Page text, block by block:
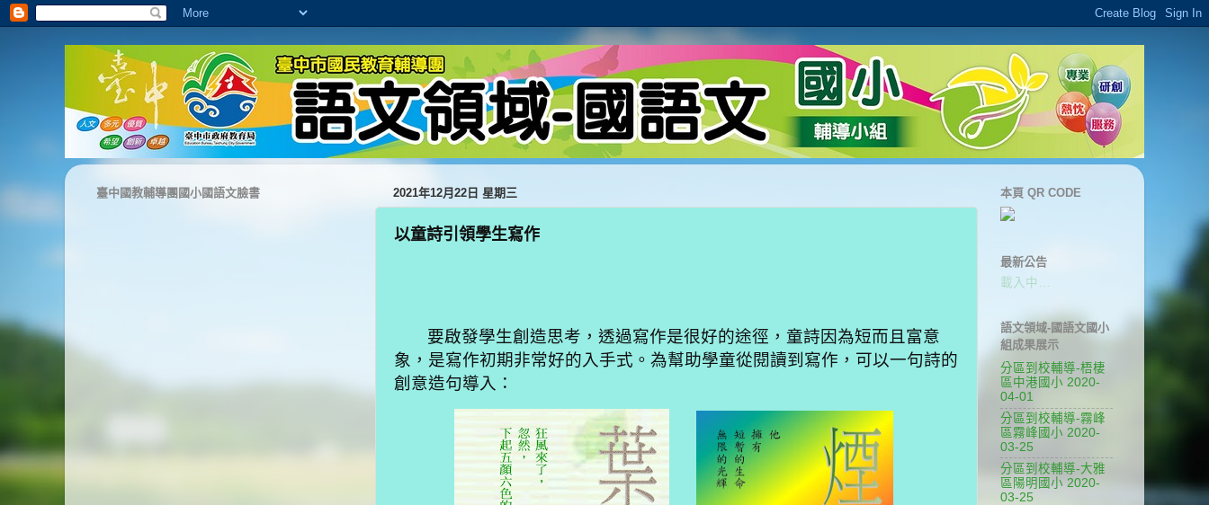
2021年12月22日 星期三
以童詩引領學生寫作
要啟發學生創造思考，透過寫作是很好的途徑，童詩因為短而且富意
象，是寫作初期非常好的入手式。為幫助學童從閱讀到寫作，可以一句詩的
創意造句導入：
臺中國教輔導團國小國語文臉書 本頁 QR CODE
最新公告
載入中…
語文領域-國語文國小
組成果展示
分區到校輔導-梧棲
區中港國小 2020-
04-01
分區到校輔導-霧峰
區霧峰國小 2020-
03-25
分區到校輔導-大雅
區陽明國小 2020-
03-25